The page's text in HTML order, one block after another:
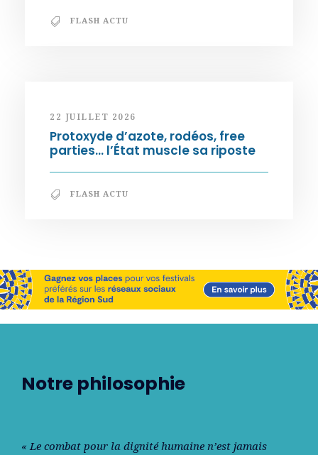
FLASH ACTU
22 JUILLET 2026
Protoxyde d’azote, rodéos, free
parties… l’État muscle sa riposte
FLASH ACTU
Notre philosophie
« Le combat pour la dignité humaine n’est jamais